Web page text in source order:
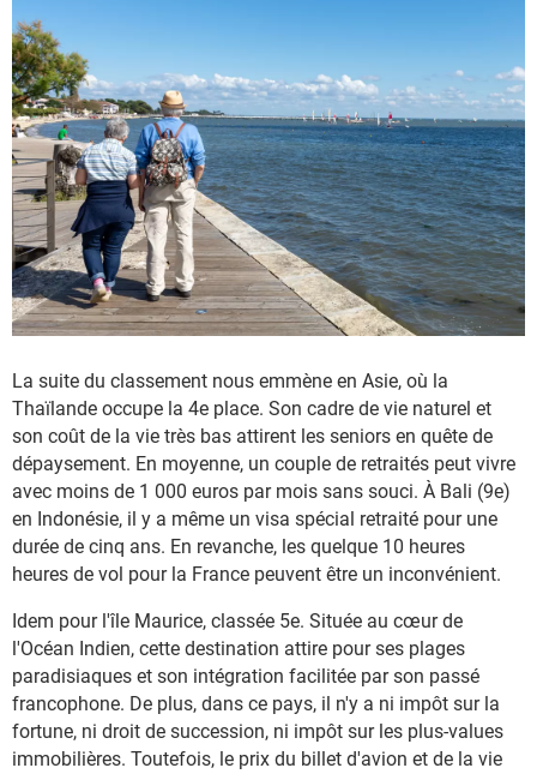
La suite du classement nous emmène en Asie, où la
Thaïlande occupe la 4e place. Son cadre de vie naturel et
son coût de la vie très bas attirent les seniors en quête de
dépaysement. En moyenne, un couple de retraités peut vivre
avec moins de 1 000 euros par mois sans souci. À Bali (9e)
en Indonésie, il y a même un visa spécial retraité pour une
durée de cinq ans. En revanche, les quelque 10 heures
heures de vol pour la France peuvent être un inconvénient.
Idem pour l'île Maurice, classée 5e. Située au cœur de
l'Océan Indien, cette destination attire pour ses plages
paradisiaques et son intégration facilitée par son passé
francophone. De plus, dans ce pays, il n'y a ni impôt sur la
fortune, ni droit de succession, ni impôt sur les plus-values
immobilières. Toutefois, le prix du billet d'avion et de la vie